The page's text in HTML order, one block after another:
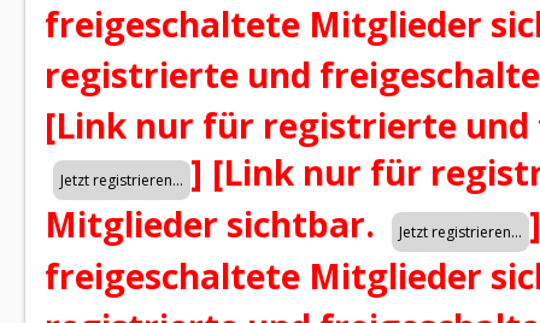
freigeschaltete Mitglieder
registrierte und
[Link nur für registrierte
] [Link nur für
Mitglieder sichtbar.
]
freigeschaltete Mitglieder